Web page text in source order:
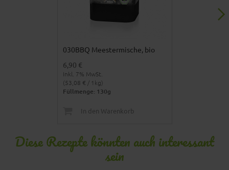
030BBQ Meestermische, bio
6,90 €
Inkl. 7% MwSt.
(53,08 € / 1kg)
Füllmenge: 130g
In den Warenkorb
Diese Rezepte könnten auch interessant
sein